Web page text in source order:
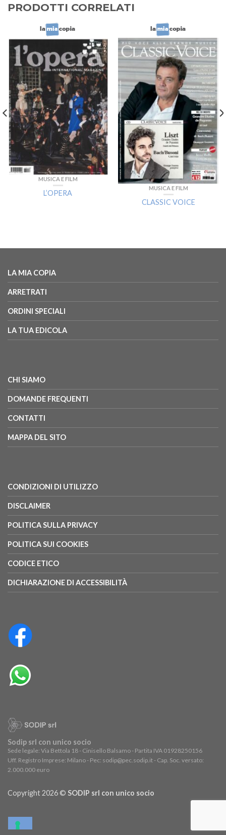
PRODOTTI CORRELATI
MUSICA E FILM
L’OPERA
MUSICA E FILM
CLASSIC VOICE
LA MIA COPIA
ARRETRATI
ORDINI SPECIALI
LA TUA EDICOLA
CHI SIAMO
DOMANDE FREQUENTI
CONTATTI
MAPPA DEL SITO
CONDIZIONI DI UTILIZZO
DISCLAIMER
POLITICA SULLA PRIVACY
POLITICA SUI COOKIES
CODICE ETICO
DICHIARAZIONE DI ACCESSIBILITÀ
Sodip srl con unico socio
Sede legale: Via Bettola 18 - Cinisello Balsamo - Partita IVA 01928250156
Uff. Registro Imprese: Milano - Pec: sodip@pec.sodip.it - Cap. Soc. versato:
2.000.000 euro
Copyright 2026 © SODIP srl con unico socio